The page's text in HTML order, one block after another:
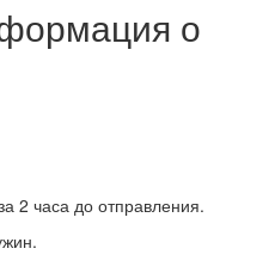
о
2 часа до отправления.